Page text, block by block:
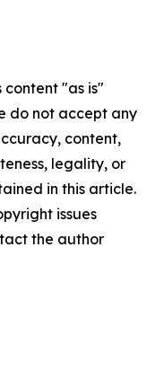
content "as is"
do not accept any
content,
legality, or
in this article.
issues
the author